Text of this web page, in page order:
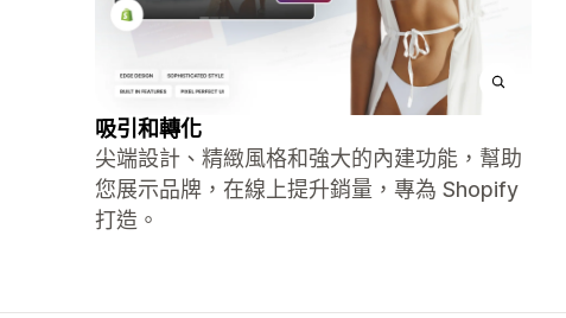
吸引和轉化
尖端設計、精緻風格和強大的內建功能，幫助
您展示品牌，在線上提升銷量，專為 Shopify
打造。